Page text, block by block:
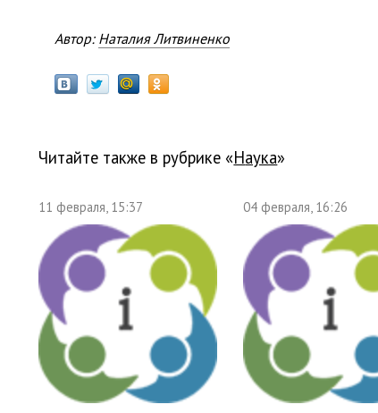
Автор: Наталия Литвиненко
Читайте также в рубрике « наука»
11 февраля, 15:37 04 февраля, 16:26